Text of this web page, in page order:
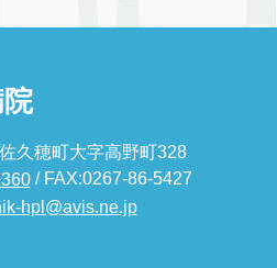
久穂町大字高野町328
/ FAX:0267-86-5427
hpl@avis.ne.jp